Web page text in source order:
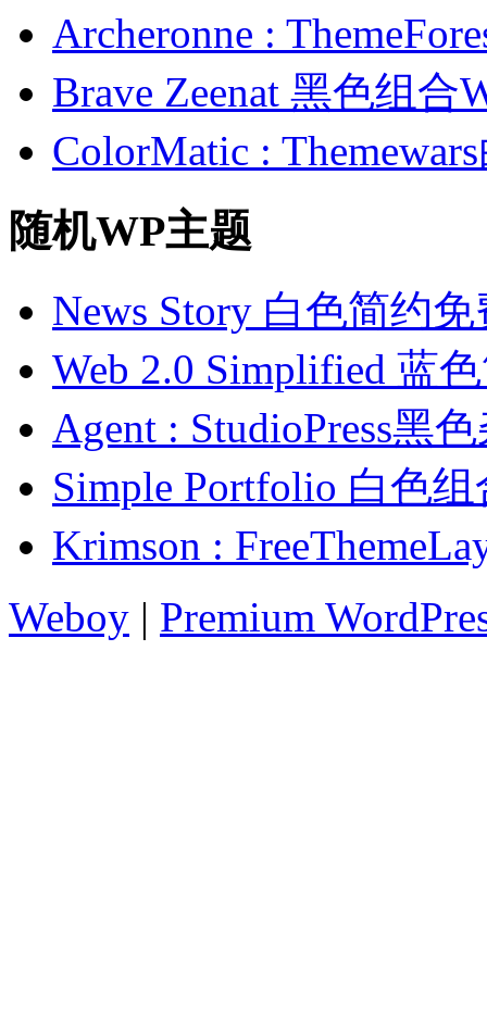
Archeronne :
Brave Zeenat 黑色组合
ColorMatic :
随机WP主题
News Story 白色简约
Web 2.0 Simplified 蓝
Agent : StudioPress黑
Simple Portfolio 白色
Krimson :
Weboy | Premium